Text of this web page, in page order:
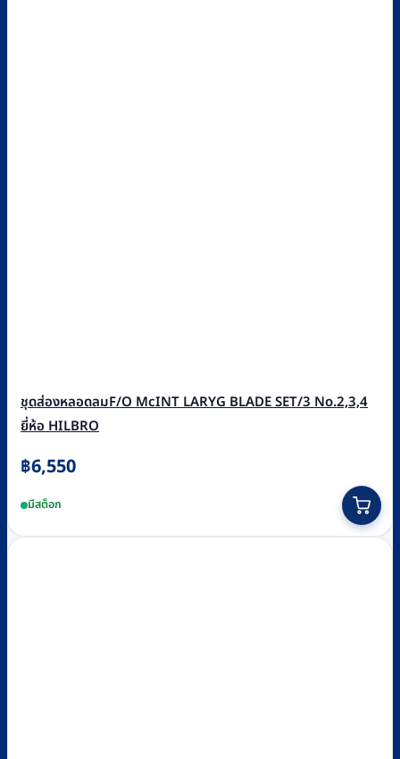
ชุดส่องหลอดลมF/O McINT LARYG BLADE SET/3 No.2,3,4
ยี่ห้อ HILBRO
฿6,550
มีสต็อก